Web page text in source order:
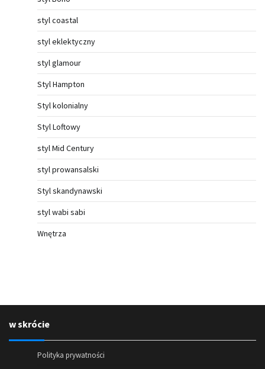
styl coastal
styl eklektyczny
styl glamour
Styl Hampton
Styl kolonialny
Styl Loftowy
styl Mid Century
styl prowansalski
Styl skandynawski
styl wabi sabi
Wnętrza
w skrócie
Polityka prywatności